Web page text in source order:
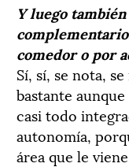
Y luego
comedor o por
Sí, sí, se nota,
bastante
casi todo
autonomía,
área que le